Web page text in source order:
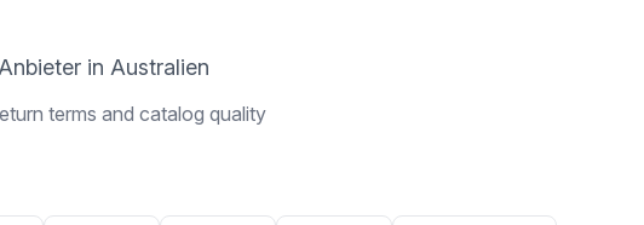
in Australien
terms and catalog quality